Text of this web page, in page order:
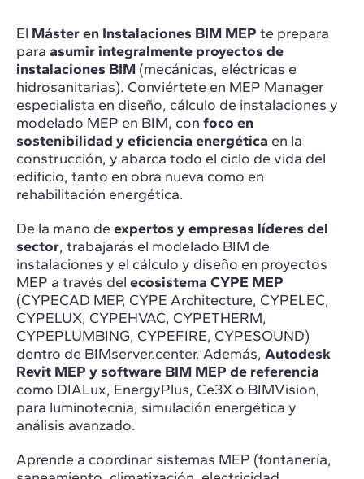
El Máster en Instalaciones BIM MEP te prepara
para asumir integralmente proyectos de
instalaciones BIM (mecánicas, eléctricas e
hidrosanitarias). Conviértete en MEP Manager
especialista en diseño, cálculo de instalaciones y
modelado MEP en BIM, con foco en
sostenibilidad y eficiencia energética en la
construcción, y abarca todo el ciclo de vida del
edificio, tanto en obra nueva como en
rehabilitación energética.
De la mano de expertos y empresas líderes del
sector, trabajarás el modelado BIM de
instalaciones y el cálculo y diseño en proyectos
MEP a través del ecosistema CYPE MEP
(CYPECAD MEP, CYPE Architecture, CYPELEC,
CYPELUX, CYPEHVAC, CYPETHERM,
CYPEPLUMBING, CYPEFIRE, CYPESOUND)
dentro de BIMserver.center. Además, Autodesk
Revit MEP y software BIM MEP de referencia
como DIALux, EnergyPlus, Ce3X o BIMVision,
para luminotecnia, simulación energética y
análisis avanzado.
Aprende a coordinar sistemas MEP (fontanería,